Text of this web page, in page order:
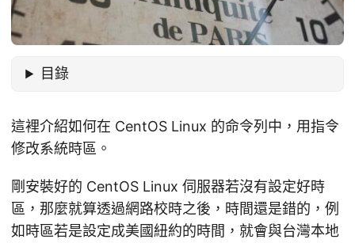
目錄
這裡介紹如何在 CentOS Linux 的命令列中，用指令
修改系統時區。
剛安裝好的 CentOS Linux 伺服器若沒有設定好時
區，那麼就算透過網路校時之後，時間還是錯的，例
如時區若是設定成美國紐約的時間，就會與台灣本地